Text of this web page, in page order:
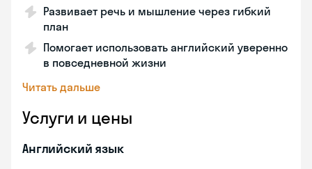
Развивает речь и мышление через гибкий
план
Помогает использовать английский уверенно
в повседневной жизни
Читать дальше
Услуги и цены
Английский язык